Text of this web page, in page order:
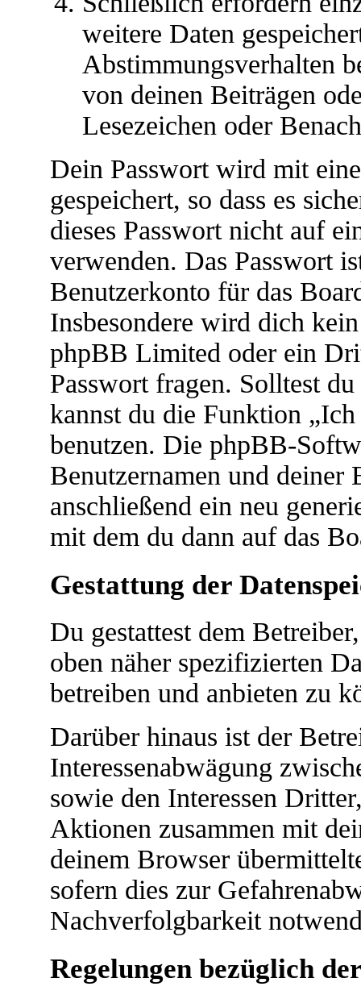
weitere Daten
Abstimmungsverhalten
von deinen Beiträgen
Lesezeichen oder
Dein Passwort wird mit
gespeichert, so dass es
dieses Passwort nicht auf
verwenden. Das Passwort
Benutzerkonto für das
Insbesondere wird dich
phpBB Limited oder ein
Passwort fragen. Solltest
kannst du die Funktion „Ich
benutzen. Die phpBB-
Benutzernamen und deiner
anschließend ein neu
mit dem du dann auf das
Gestattung der
Du gestattest dem
oben näher spezifizierten
betreiben und anbieten zu
Darüber hinaus ist der
Interessenabwägung
sowie den Interessen
Aktionen zusammen mit
deinem Browser
sofern dies zur
Nachverfolgbarkeit
Regelungen bezüglich